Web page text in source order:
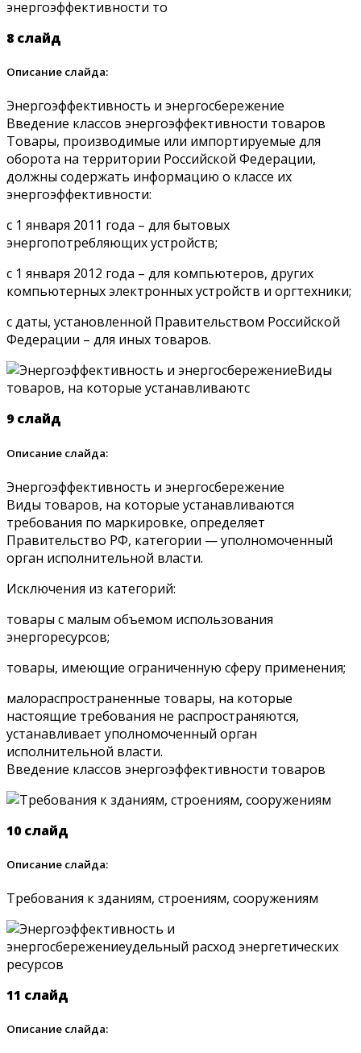
8 слайд
Описание слайда:
Энергоэффективность и энергосбережение
Введение классов энергоэффективности товаров
Товары, производимые или импортируемые для
оборота на территории Российской Федерации,
должны содержать информацию о классе их
энергоэффективности:
с 1 января 2011 года – для бытовых
энергопотребляющих устройств;
с 1 января 2012 года – для компьютеров, других
компьютерных электронных устройств и оргтехники;
с даты, установленной Правительством Российской
Федерации – для иных товаров.
9 слайд
Описание слайда:
Энергоэффективность и энергосбережение
Виды товаров, на которые устанавливаются
требования по маркировке, определяет
Правительство РФ, категории — уполномоченный
орган исполнительной власти.
Исключения из категорий:
товары с малым объемом использования
энергоресурсов;
товары, имеющие ограниченную сферу применения;
малораспространенные товары, на которые
настоящие требования не распространяются,
устанавливает уполномоченный орган
исполнительной власти.
Введение классов энергоэффективности товаров
10 слайд
Описание слайда:
Требования к зданиям, строениям, сооружениям
11 слайд
Описание слайда: